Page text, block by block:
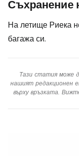
Съхранение
На летище Риека
багажа си.
Тази статия може
нашият редакционен
върху връзката.